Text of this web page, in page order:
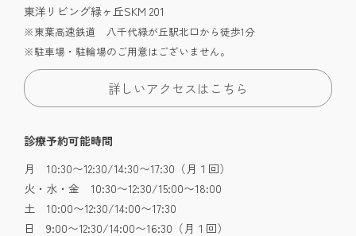
東洋リビング緑ヶ丘SKM 201
※東葉高速鉄道 八千代緑が丘駅北口から徒歩1分
※駐車場・駐輪場のご用意はございません。
詳しいアクセスはこちら
診療予約可能時間
月 10:30〜12:30/14:30〜17:30（月１回）
火・水・金 10:30〜12:30/15:00〜18:00
土 10:00〜12:30/14:00〜17:30
日 9:00〜12:30/14:00〜16:30（月１回）